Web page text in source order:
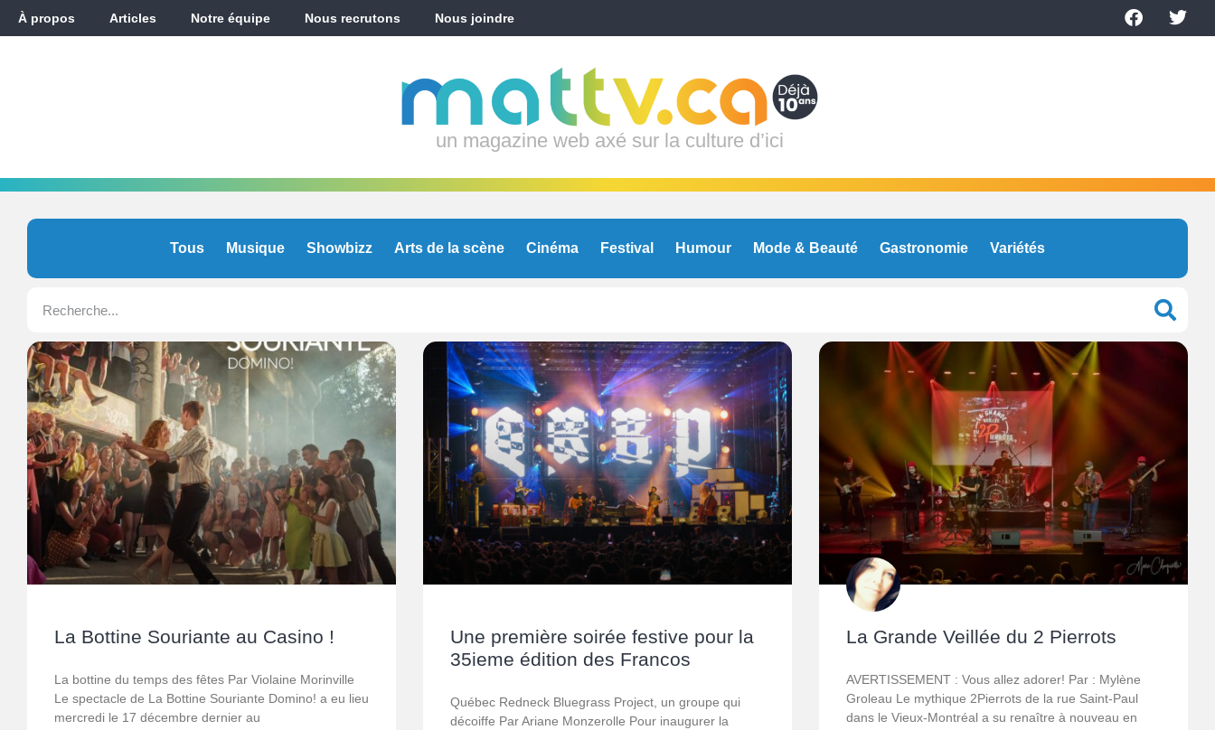
À propos Articles Notre équipe Nous recrutons Nous joindre
un magazine web axé sur la culture d’ici
Tous Musique Showbizz Arts de la scène Cinéma Festival Humour Mode & Beauté Gastronomie Variétés
La Bottine Souriante au Casino !
La bottine du temps des fêtes Par Violaine Morinville
Le spectacle de La Bottine Souriante Domino! a eu lieu
mercredi le 17 décembre dernier au
Une première soirée festive pour la
35ieme édition des Francos
Québec Redneck Bluegrass Project, un groupe qui
décoiffe Par Ariane Monzerolle Pour inaugurer la
La Grande Veillée du 2 Pierrots
AVERTISSEMENT : Vous allez adorer! Par : Mylène
Groleau Le mythique 2Pierrots de la rue Saint-Paul
dans le Vieux-Montréal a su renaître à nouveau en